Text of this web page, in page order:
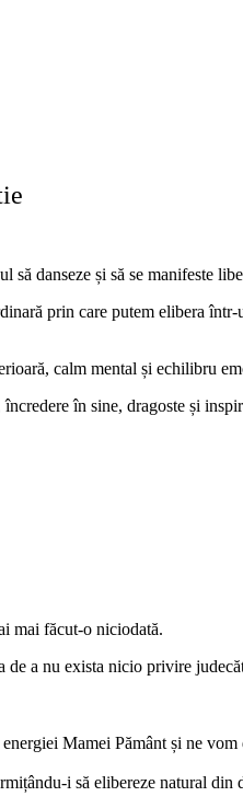
să danseze și să se manifeste
prin care putem elibera
calm mental și echilibru
în sine, dragoste și
mai făcut-o niciodată.
a nu exista nicio privire
Mamei Pământ și ne
i să elibereze natural din